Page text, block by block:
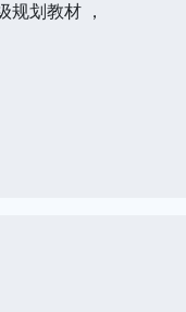
规划教材 ，